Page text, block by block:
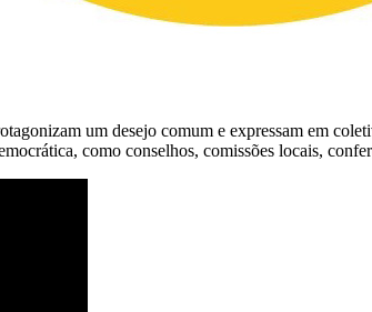
um desejo comum e expressam em
como conselhos, comissões locais,